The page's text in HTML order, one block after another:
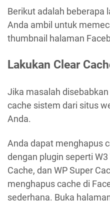
Berikut adalah beberapa
Anda ambil untuk
thumbnail halaman
Lakukan Clear
Jika masalah
cache sistem dari situs
Anda.
Anda dapat menghapus
dengan plugin seperti
Cache, dan WP Super
menghapus cache di
sederhana. Buka